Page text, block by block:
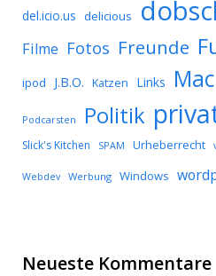
del.icio.us delicious
Filme Fotos Freunde
ipod J.B.O. Katzen Links Mac
Podcarsten Politik
Slick's Kitchen SPAM Urheberrecht
Webdev Werbung Windows
Neueste Kommentare